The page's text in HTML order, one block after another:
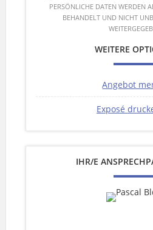
PERSÖNLICHE DATEN WERDEN
BEHANDELT UND NICHT
WEITERE
Angebot
Exposé
IHR/E